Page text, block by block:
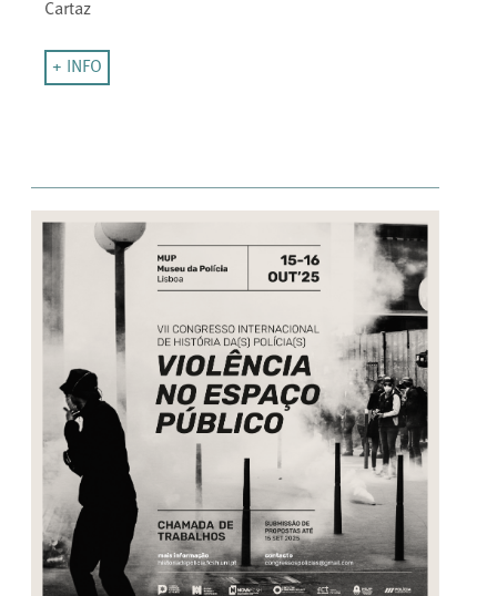
Cartaz
+ INFO